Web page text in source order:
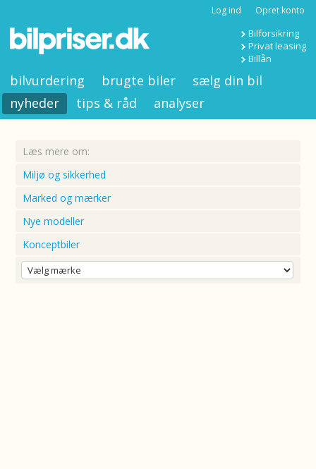
Log ind Opret konto
Bilforsikring
Privat leasing
Billån
bilvurdering brugte biler
sælg din bil
nyheder
tips & råd analyser
Læs mere om:
Miljø og sikkerhed
Marked og mærker
Nye modeller
Konceptbiler